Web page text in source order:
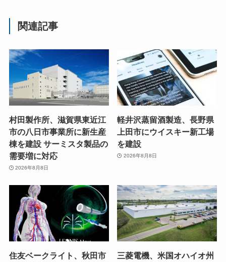
関連記事
村田製作所、滋賀県東近江
市の八日市事業所に新生産
棟を建設 サーミスタ製品の
需要増に対応
2026年8月8日
軽井沢蒸留酒製造、長野県
上田市にウイスキー新工場
を建設
2026年8月8日
住友ベークライト、秋田市
三菱電機、米国オハイオ州